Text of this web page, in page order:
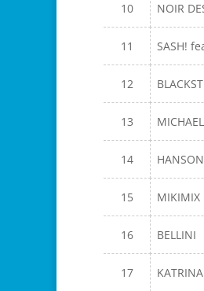
10 NOIR
11 SASH!
12
13
14 HANSON
15 MIKIMIX
16 BELLINI
17